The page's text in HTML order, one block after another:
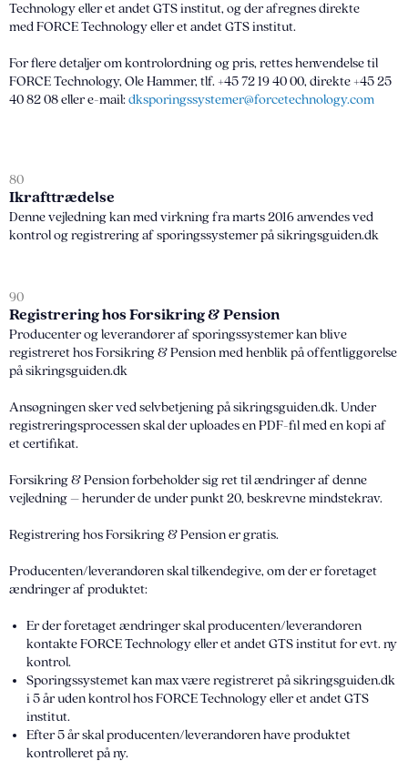
Technology eller et andet GTS institut, og der afregnes direkte
med FORCE Technology eller et andet GTS institut.
For flere detaljer om kontrolordning og pris, rettes henvendelse til
FORCE Technology, Ole Hammer, tlf. +45 72 19 40 00, direkte +45 25
40 82 08 eller e-mail: dksporingssystemer@forcetechnology.com
80
Ikrafttrædelse
Denne vejledning kan med virkning fra marts 2016 anvendes ved
kontrol og registrering af sporingssystemer på sikringsguiden.dk
90
Registrering hos Forsikring & Pension
Producenter og leverandører af sporingssystemer kan blive
registreret hos Forsikring & Pension med henblik på offentliggørelse
på sikringsguiden.dk
Ansøgningen sker ved selvbetjening på sikringsguiden.dk. Under
registreringsprocessen skal der uploades en PDF-fil med en kopi af
et certifikat.
Forsikring & Pension forbeholder sig ret til ændringer af denne
vejledning – herunder de under punkt 20, beskrevne mindstekrav.
Registrering hos Forsikring & Pension er gratis.
Producenten/leverandøren skal tilkendegive, om der er foretaget
ændringer af produktet:
Er der foretaget ændringer skal producenten/leverandøren
kontakte FORCE Technology eller et andet GTS institut for evt. ny
kontrol.
Sporingssystemet kan max være registreret på sikringsguiden.dk
i 5 år uden kontrol hos FORCE Technology eller et andet GTS
institut.
Efter 5 år skal producenten/leverandøren have produktet
kontrolleret på ny.